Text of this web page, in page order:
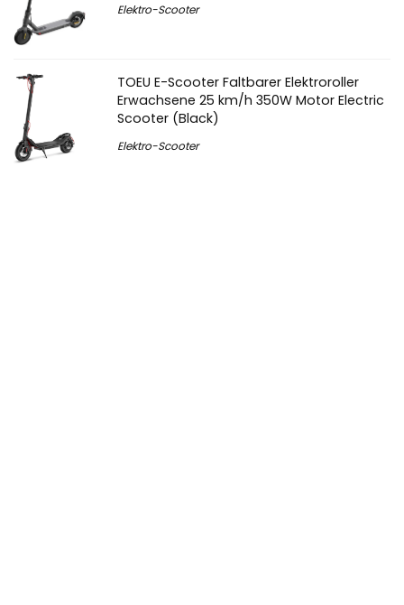
Elektro-Scooter
TOEU E-Scooter Faltbarer Elektroroller
Erwachsene 25 km/h 350W Motor Electric
Scooter (Black)
Elektro-Scooter